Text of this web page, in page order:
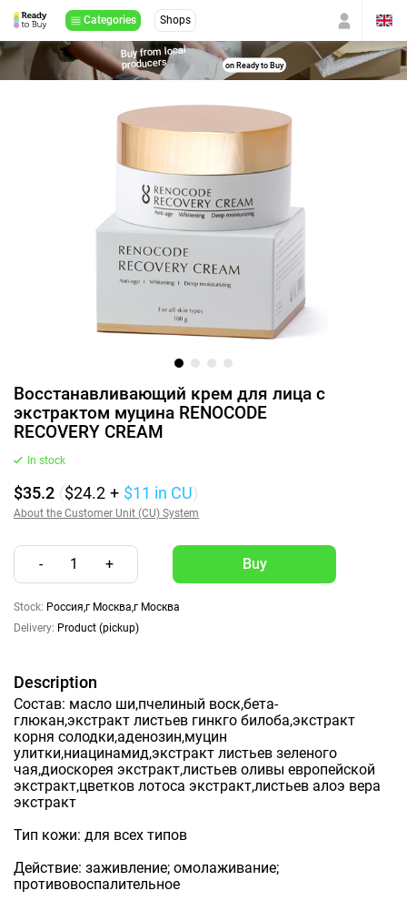
Categories Shops
Buy from local
producers on Ready to Buy
Восстанавливающий крем для лица с
экстрактом муцина RENOCODE
RECOVERY CREAM
In stock
$35.2 ($24.2 + $11 in CU)
About the Customer Unit (CU) System
- 1 +
Stock: Россия,г Москва,г Москва
Delivery: Product (pickup)
Description
Состав: масло ши,пчелиный воск,бета-
глюкан,экстракт листьев гинкго билоба,экстракт
корня солодки,аденозин,муцин
улитки,ниацинамид,экстракт листьев зеленого
чая,диоскорея экстракт,листьев оливы европейской
экстракт,цветков лотоса экстракт,листьев алоэ вера
экстракт
Тип кожи: для всех типов
Действие: заживление; омолаживание;
противовоспалительное